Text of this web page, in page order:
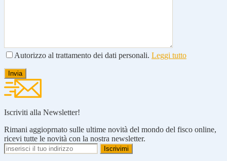
Autorizzo al trattamento dei dati personali. Leggi tutto
Iscriviti alla Newsletter!
Rimani aggioprnato sulle ultime novità del mondo del fisco online,
ricevi tutte le novità con la nostra newsletter.